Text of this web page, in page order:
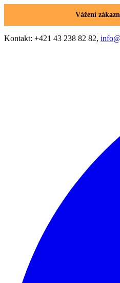
Vážení
Kontakt: +421 43 238 82 82,